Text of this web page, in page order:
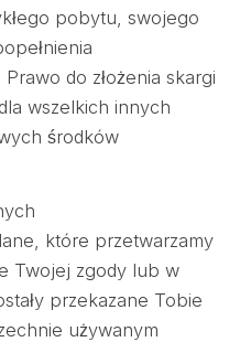
pobytu, swojego
do złożenia skargi
wszelkich innych
środków
które przetwarzamy
Twojej zgody lub w
przekazane Tobie
używanym